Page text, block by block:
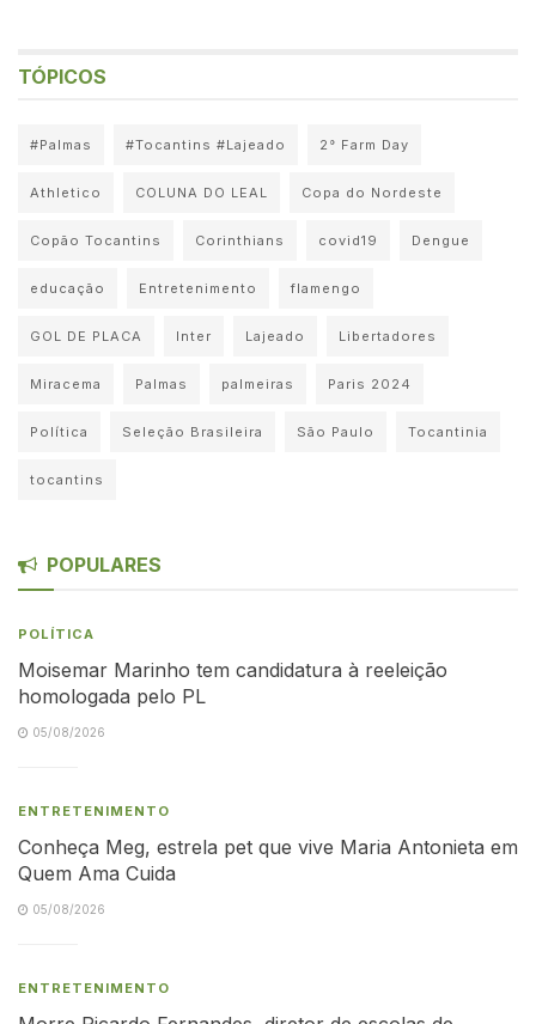
TÓPICOS
#Palmas #Tocantins #Lajeado 2° Farm Day
Athletico COLUNA DO LEAL Copa do Nordeste
Copão Tocantins Corinthians covid19 Dengue
educação Entretenimento flamengo
GOL DE PLACA Inter Lajeado Libertadores
Miracema Palmas palmeiras Paris 2024
Política Seleção Brasileira São Paulo Tocantinia
tocantins
POPULARES
POLÍTICA
Moisemar Marinho tem candidatura à reeleição
homologada pelo PL
05/08/2026
ENTRETENIMENTO
Conheça Meg, estrela pet que vive Maria Antonieta em
Quem Ama Cuida
05/08/2026
ENTRETENIMENTO